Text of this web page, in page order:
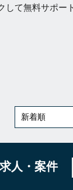
て無料サポー
人・案件